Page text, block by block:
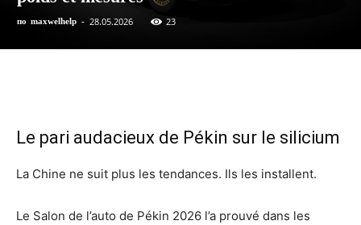
по maxwelhelp - 28.05.2026 23
Le pari audacieux de Pékin sur le silicium
La Chine ne suit plus les tendances. Ils les installent.
Le Salon de l’auto de Pékin 2026 l’a prouvé dans les